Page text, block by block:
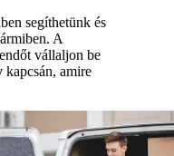
segíthetünk és
A
vállaljon be
kapcsán, amire